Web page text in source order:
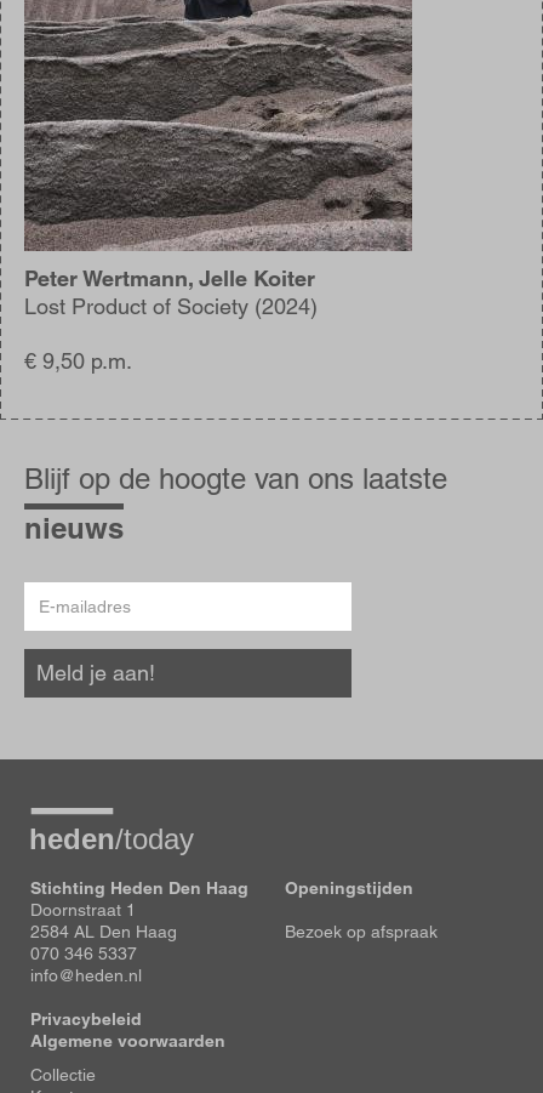
Peter Wertmann, Jelle Koiter
Lost Product of Society (2024)
€ 9,50 p.m.
op
de
hoogte
Blijf op de hoogte van ons laatste
nieuws
mailadres
Meld je aan!
Stichting Heden Den Haag
Doornstraat 1
2584 AL Den Haag
070 346 5337
info@heden.nl
Privacybeleid
Algemene voorwaarden
Openingstijden
Bezoek op afspraak
Voet
Collectie